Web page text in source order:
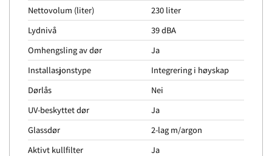
Nettovolum (liter)
230 liter
Lydnivå
39 dBA
Omhengsling av dør
Ja
Installasjonstype
Integrering i høyskap
Dørlås
Nei
UV-beskyttet dør
Ja
Glassdør
2-lag m/argon
Aktivt kullfilter
Ja